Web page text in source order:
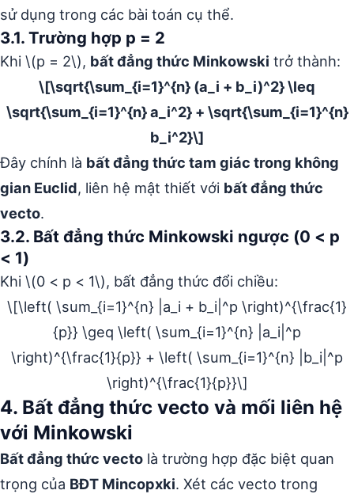
sử dụng trong các bài toán cụ thể.
3.1. Trường hợp p = 2
Khi \(p = 2\), bất đẳng thức Minkowski trở thành:
\[\sqrt{\sum_{i=1}^{n} (a_i + b_i)^2} \leq
\sqrt{\sum_{i=1}^{n} a_i^2} + \sqrt{\sum_{i=1}^{n}
b_i^2}\]
Đây chính là bất đẳng thức tam giác trong không
gian Euclid, liên hệ mật thiết với bất đẳng thức
vecto.
3.2. Bất đẳng thức Minkowski ngược (0 < p
< 1)
Khi \(0 < p < 1\), bất đẳng thức đổi chiều:
\[\left( \sum_{i=1}^{n} |a_i + b_i|^p \right)^{\frac{1}
{p}} \geq \left( \sum_{i=1}^{n} |a_i|^p
\right)^{\frac{1}{p}} + \left( \sum_{i=1}^{n} |b_i|^p
\right)^{\frac{1}{p}}\]
4. Bất đẳng thức vecto và mối liên hệ
với Minkowski
Bất đẳng thức vecto là trường hợp đặc biệt quan
trọng của BĐT Mincopxki. Xét các vecto trong